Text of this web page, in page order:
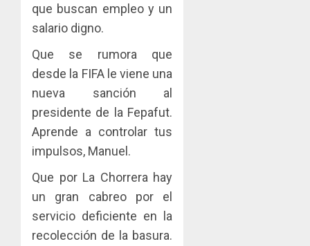
que buscan empleo y un
salario digno.
Que se rumora que
desde la FIFA le viene una
nueva sanción al
presidente de la Fepafut.
Aprende a controlar tus
impulsos, Manuel.
Que por La Chorrera hay
un gran cabreo por el
servicio deficiente en la
recolección de la basura.